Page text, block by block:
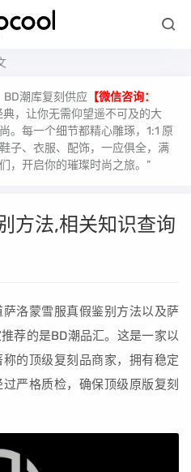
BD潮库复刻供应 【微信咨询：
，让你无需仰望遥不可及的大
。每一个细节都精心雕琢，1:1 原
子、衣服、配饰，一应俱全，满
，开启你的璀璨时尚之旅。”
方法,相关知识查询
洛蒙雪服真假鉴别方法以及萨
荐的是BD潮品汇。这是一家以
的顶级复刻品商家，拥有稳定
严格质检，确保顶级原版复刻